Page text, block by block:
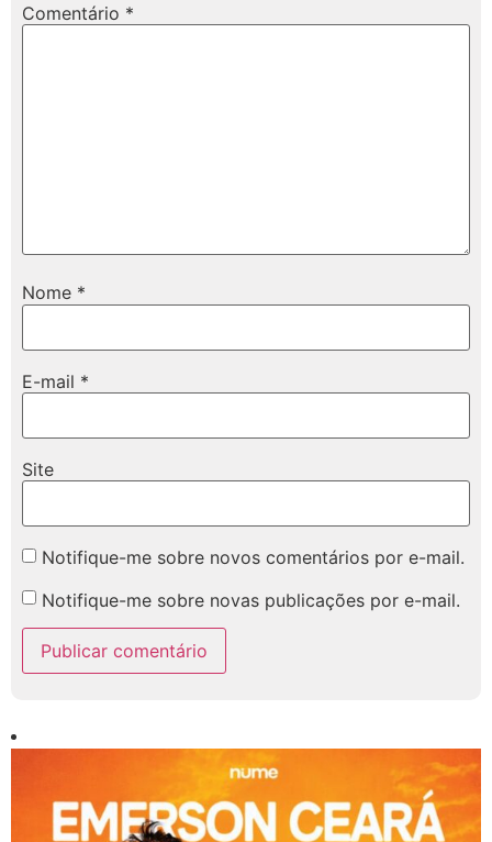
Comentário *
Nome *
E-mail *
Site
Notifique-me sobre novos comentários por e-mail.
Notifique-me sobre novas publicações por e-mail.